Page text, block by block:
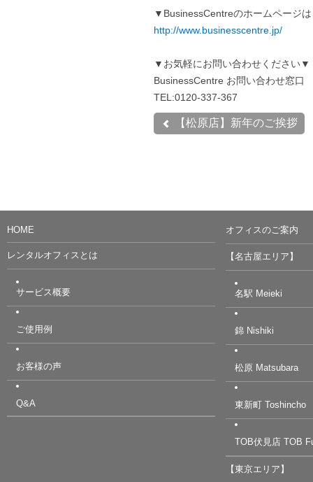
▼BusinessCentreのホームページ
http://www.businesscentre.jp/
▼お気軽にお問い合わせください▼
BusinessCentre お問い合わせ窓口
TEL:0120-337-367
【松原店】新年のご挨拶
HOME
レンタルオフィスとは
サービス概要
ご使用例
お客様の声
Q&A
オフィスのご案内
【名古屋エリア】
名駅 Meieki
錦 Nishiki
松原 Matsubara
東新町 Toshincho
TOB伏見店 TOB
【東京エリア】